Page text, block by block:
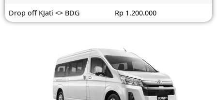
Drop off KJati <> BDG
Rp 1.200.000